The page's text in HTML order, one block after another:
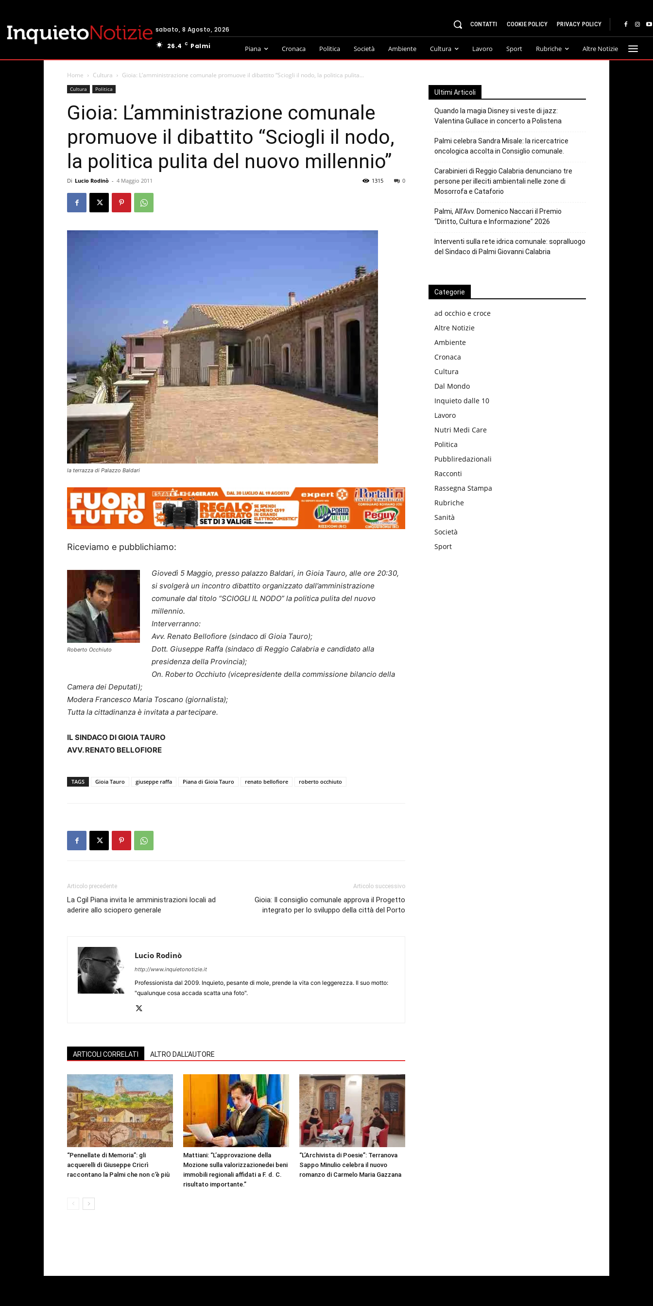
sabato, 8 Agosto, 2026
26.4
C Palmi
CONTATTI COOKIE POLICY PRIVACY POLICY
Piana Cronaca Politica Società Ambiente Cultura Lavoro Sport Rubriche Altre Notizie
Home Cultura Gioia: L’amministrazione comunale promuove il dibattito “Sciogli il nodo, la politica pulita...
Cultura Politica
Gioia: L’amministrazione comunale
promuove il dibattito “Sciogli il nodo,
la politica pulita del nuovo millennio”
Di Lucio Rodinò - 4 Maggio 2011 0
1315
la terrazza di Palazzo Baldari
Riceviamo e pubblichiamo:
Roberto Occhiuto
Giovedì 5 Maggio, presso palazzo Baldari, in Gioia Tauro, alle ore 20:30,
si svolgerà un incontro dibattito organizzato dall’amministrazione
comunale dal titolo “SCIOGLI IL NODO” la politica pulita del nuovo
millennio.
Interverranno:
Avv. Renato Bellofiore (sindaco di Gioia Tauro);
Dott. Giuseppe Raffa (sindaco di Reggio Calabria e candidato alla
presidenza della Provincia);
On. Roberto Occhiuto (vicepresidente della commissione bilancio della
Camera dei Deputati);
Modera Francesco Maria Toscano (giornalista);
Tutta la cittadinanza è invitata a partecipare.
IL SINDACO DI GIOIA TAURO
AVV. RENATO BELLOFIORE
TAGS Gioia Tauro giuseppe raffa Piana di Gioia Tauro renato bellofiore roberto occhiuto
Articolo precedente
La Cgil Piana invita le amministrazioni locali ad
aderire allo sciopero generale
Articolo successivo
Gioia: Il consiglio comunale approva il Progetto
integrato per lo sviluppo della città del Porto
Lucio Rodinò
http://www.inquietonotizie.it
Professionista dal 2009. Inquieto, pesante di mole, prende la vita con leggerezza. Il suo motto:
"qualunque cosa accada scatta una foto".
ARTICOLI CORRELATI ALTRO DALL'AUTORE
“Pennellate di Memoria”: gli
acquerelli di Giuseppe Cricrì
raccontano la Palmi che non c’è più
Mattiani: “L’approvazione della
Mozione sulla valorizzazionedei beni
immobili regionali affidati a F. d. C.
risultato importante.”
“L’Archivista di Poesie”: Terranova
Sappo Minulio celebra il nuovo
romanzo di Carmelo Maria Gazzana
Ultimi Articoli
Quando la magia Disney si veste di jazz:
Valentina Gullace in concerto a Polistena
Palmi celebra Sandra Misale: la ricercatrice
oncologica accolta in Consiglio comunale.
Carabinieri di Reggio Calabria denunciano tre
persone per illeciti ambientali nelle zone di
Mosorrofa e Cataforio
Palmi, All’Avv. Domenico Naccari il Premio
“Diritto, Cultura e Informazione” 2026
Interventi sulla rete idrica comunale: sopralluogo
del Sindaco di Palmi Giovanni Calabria
Categorie
ad occhio e croce
Altre Notizie
Ambiente
Cronaca
Cultura
Dal Mondo
Inquieto dalle 10
Lavoro
Nutri Medi Care
Politica
Pubbliredazionali
Racconti
Rassegna Stampa
Rubriche
Sanità
Società
Sport